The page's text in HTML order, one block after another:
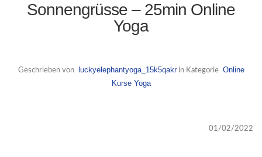
Sonnengrüsse – 25min Online
Yoga
Geschrieben von luckyelephantyoga_15k5qakrin Kategorie Online
Kurse Yoga
01/02/2022